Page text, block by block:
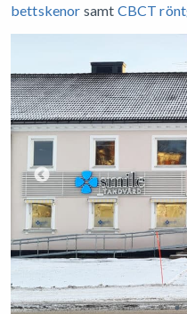
bettskenor samt CBCT